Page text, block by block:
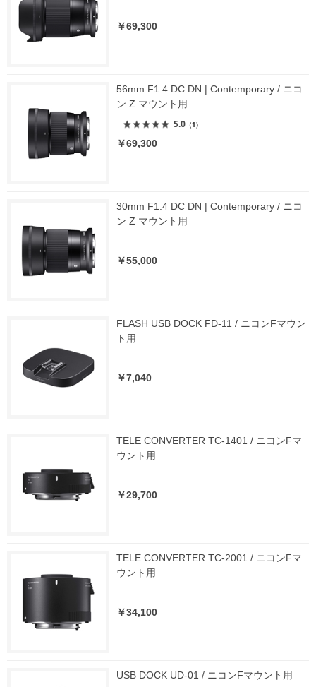
￥69,300
56mm F1.4 DC DN | Contemporary / ニコ
ン Z マウント用
5.0 （1）
￥69,300
30mm F1.4 DC DN | Contemporary / ニコ
ン Z マウント用
￥55,000
FLASH USB DOCK FD-11 / ニコンFマウン
ト用
￥7,040
TELE CONVERTER TC-1401 / ニコンFマ
ウント用
￥29,700
TELE CONVERTER TC-2001 / ニコンFマ
ウント用
￥34,100
USB DOCK UD-01 / ニコンFマウント用